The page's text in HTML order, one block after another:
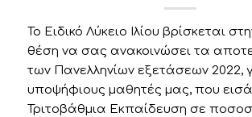
Το Ειδικό Λύκειο Ιλίου βρίσκεται
θέση να σας ανακοινώσει τα
των Πανελληνίων εξετάσεων 2022,
υποψήφιους μαθητές μας, που
Τριτοβάθμια Εκπαίδευση σε